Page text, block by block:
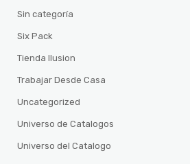
Sin categoría
Six Pack
Tienda Ilusion
Trabajar Desde Casa
Uncategorized
Universo de Catalogos
Universo del Catalogo